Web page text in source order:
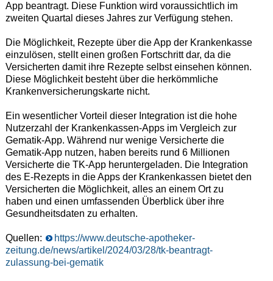
App beantragt. Diese Funktion wird voraussichtlich im
zweiten Quartal dieses Jahres zur Verfügung stehen.
Die Möglichkeit, Rezepte über die App der Krankenkasse
einzulösen, stellt einen großen Fortschritt dar, da die
Versicherten damit ihre Rezepte selbst einsehen können.
Diese Möglichkeit besteht über die herkömmliche
Krankenversicherungskarte nicht.
Ein wesentlicher Vorteil dieser Integration ist die hohe
Nutzerzahl der Krankenkassen-Apps im Vergleich zur
Gematik-App. Während nur wenige Versicherte die
Gematik-App nutzen, haben bereits rund 6 Millionen
Versicherte die TK-App heruntergeladen. Die Integration
des E-Rezepts in die Apps der Krankenkassen bietet den
Versicherten die Möglichkeit, alles an einem Ort zu
haben und einen umfassenden Überblick über ihre
Gesundheitsdaten zu erhalten.
Quellen:
https://www.deutsche-apotheker-
zeitung.de/news/artikel/2024/03/28/tk-beantragt-
zulassung-bei-gematik